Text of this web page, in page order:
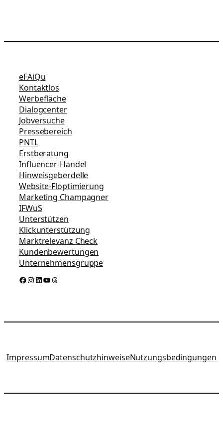
eFAiQu
Kontaktlos
Werbefläche
Dialogcenter
Jobversuche
Pressebereich
PNTL
Erstberatung
Influencer-Handel
Hinweisgeberdelle
Website-Floptimierung
Marketing Champagner
IFWuS
Unterstützen
Klickunterstützung
Marktrelevanz Check
Kundenbewertungen
Unternehmensgruppe
Facebook InstagramLinkedIn YouTube Threads
ImpressumDatenschutzhinweiseNutzungsbedingungen